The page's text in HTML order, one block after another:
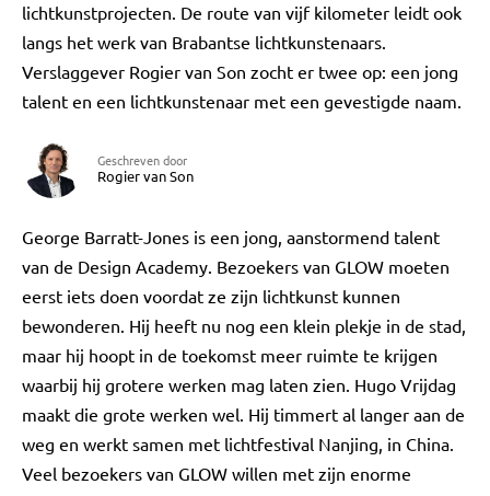
lichtkunstprojecten. De route van vijf kilometer leidt ook
langs het werk van Brabantse lichtkunstenaars.
Verslaggever Rogier van Son zocht er twee op: een jong
talent en een lichtkunstenaar met een gevestigde naam.
Geschreven door
Rogier van Son
George Barratt-Jones is een jong, aanstormend talent
van de Design Academy. Bezoekers van GLOW moeten
eerst iets doen voordat ze zijn lichtkunst kunnen
bewonderen. Hij heeft nu nog een klein plekje in de stad,
maar hij hoopt in de toekomst meer ruimte te krijgen
waarbij hij grotere werken mag laten zien. Hugo Vrijdag
maakt die grote werken wel. Hij timmert al langer aan de
weg en werkt samen met lichtfestival Nanjing, in China.
Veel bezoekers van GLOW willen met zijn enorme